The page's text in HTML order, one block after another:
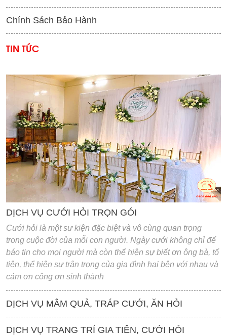
Chính Sách Bảo Hành
TIN TỨC
'
DỊCH VỤ CƯỚI HỎI TRỌN GÓI
Cưới hỏi là một sư kiện đặc biệt và vô cùng quan trọng
trong cuộc đời của mỗi con người. Ngày cưới không chỉ để
báo tin cho mọi người mà còn thể hiện sự biết ơn ông bà, tổ
tiên, thể hiện sự trân trọng của gia đình hai bên với nhau và
cảm ơn công ơn sinh thành
DỊCH VỤ MÂM QUẢ, TRÁP CƯỚI, ĂN HỎI
DỊCH VỤ TRANG TRÍ GIA TIÊN, CƯỚI HỎI